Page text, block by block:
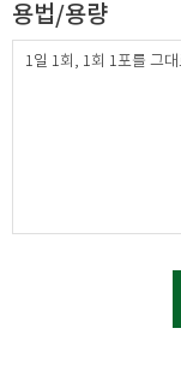
용법/용량
1일 1회, 1회 1포를 그